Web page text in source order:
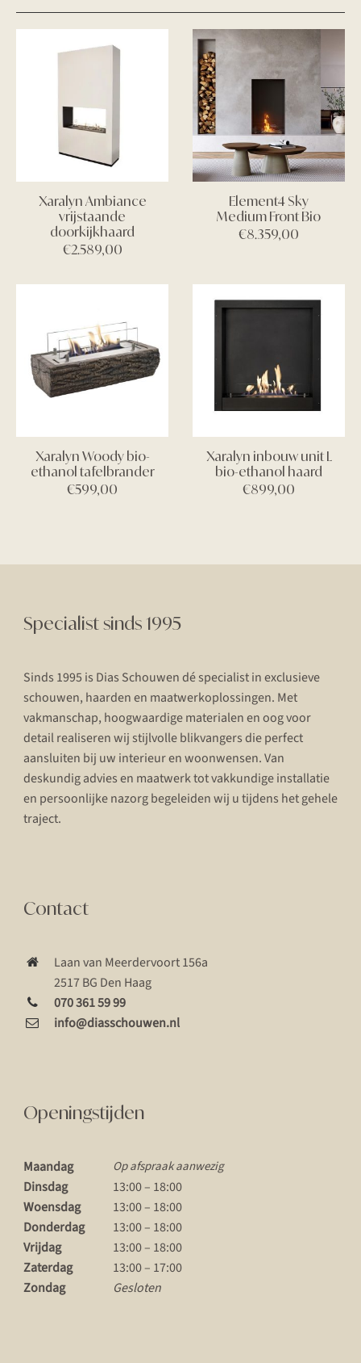
Xaralyn Ambiance
vrijstaande
doorkijkhaard
€2.589,00
Element4 Sky
Medium Front Bio
€8.359,00
Xaralyn Woody bio-
ethanol tafelbrander
€599,00
Xaralyn inbouw unit L
bio-ethanol haard
€899,00
Specialist sinds 1995
Sinds 1995 is Dias Schouwen dé specialist in exclusieve
schouwen, haarden en maatwerkoplossingen. Met
vakmanschap, hoogwaardige materialen en oog voor
detail realiseren wij stijlvolle blikvangers die perfect
aansluiten bij uw interieur en woonwensen. Van
deskundig advies en maatwerk tot vakkundige installatie
en persoonlijke nazorg begeleiden wij u tijdens het gehele
traject.
Contact
Laan van Meerdervoort 156a
2517 BG Den Haag
070 361 59 99
info@diasschouwen.nl
Openingstijden
Maandag Op afspraak aanwezig
Dinsdag
13:00 – 18:00
Woensdag
13:00 – 18:00
Donderdag
13:00 – 18:00
Vrijdag
13:00 – 18:00
Zaterdag
13:00 – 17:00
Zondag
Gesloten